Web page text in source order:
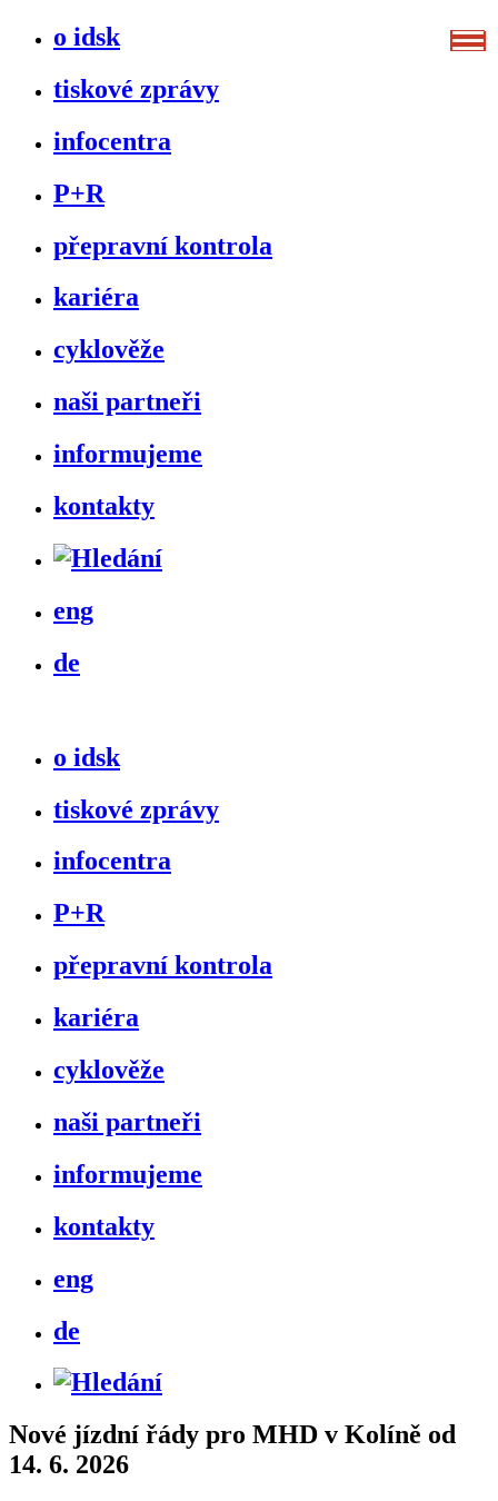
o idsk
tiskové zprávy
infocentra
P+R
přepravní kontrola
kariéra
cyklověže
naši partneři
informujeme
kontakty
eng
de
o idsk
tiskové zprávy
infocentra
P+R
přepravní kontrola
kariéra
cyklověže
naši partneři
informujeme
kontakty
eng
de
Nové jízdní řády pro MHD v Kolíně od
14. 6. 2026